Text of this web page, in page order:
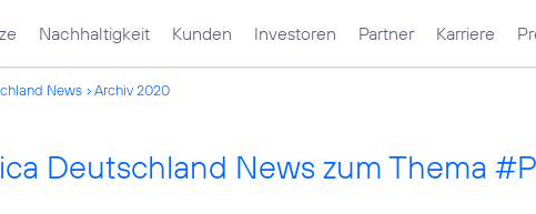
Nachhaltigkeit Kunden Investoren Partner Karriere
News Archiv 2020
Deutschland News zum Thema